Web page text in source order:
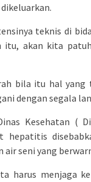
teknis di
akan kita
bila itu hal
dengan segala
Kesehatan (
hepatitis
seni yang
harus menjaga